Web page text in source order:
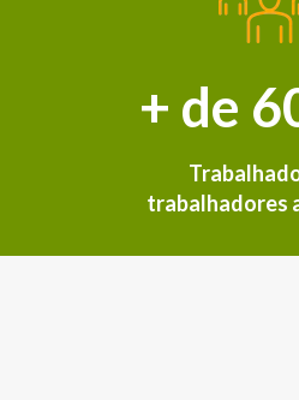
+ de
trabalhadores